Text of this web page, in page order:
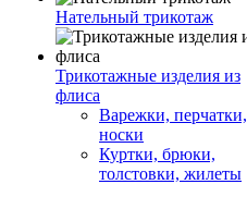
Нательный трикотаж
Трикотажные изделия из
флиса
Варежки, перчатки,
носки
Куртки, брюки,
толстовки, жилеты